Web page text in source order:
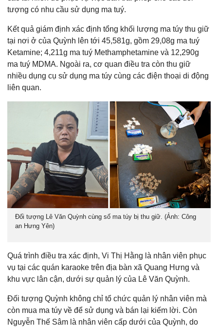
tượng có nhu cầu sử dụng ma tuý.
Kết quả giám định xác định tổng khối lượng ma túy thu giữ
tại nơi ở của Quỳnh lên tới 45,581g, gồm 29,08g ma tuý
Ketamine; 4,211g ma tuý Methamphetamine và 12,290g
ma tuý MDMA. Ngoài ra, cơ quan điều tra còn thu giữ
nhiều dụng cụ sử dụng ma túy cùng các điện thoại di động
liên quan.
Đối tượng Lê Văn Quỳnh cùng số ma túy bị thu giữ. (Ảnh: Công
an Hưng Yên)
Quá trình điều tra xác định, Vi Thị Hằng là nhân viên phục
vụ tại các quán karaoke trên địa bàn xã Quang Hưng và
khu vực lân cận, dưới sự quản lý của Lê Văn Quỳnh.
Đối tượng Quỳnh không chỉ tổ chức quản lý nhân viên mà
còn mua ma túy về để sử dụng và bán lại kiếm lời. Còn
Nguyễn Thế Sâm là nhân viên cấp dưới của Quỳnh, do